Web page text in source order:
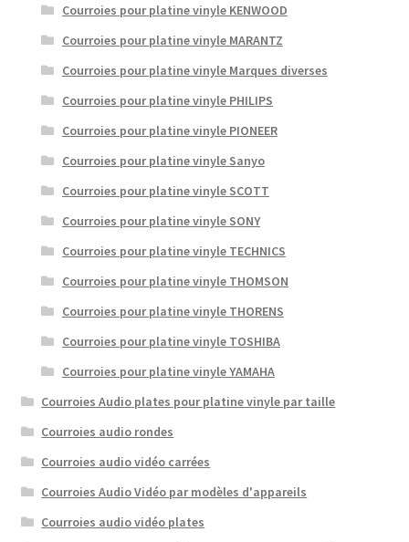
Courroies pour platine vinyle KENWOOD
Courroies pour platine vinyle MARANTZ
Courroies pour platine vinyle Marques diverses
Courroies pour platine vinyle PHILIPS
Courroies pour platine vinyle PIONEER
Courroies pour platine vinyle Sanyo
Courroies pour platine vinyle SCOTT
Courroies pour platine vinyle SONY
Courroies pour platine vinyle TECHNICS
Courroies pour platine vinyle THOMSON
Courroies pour platine vinyle THORENS
Courroies pour platine vinyle TOSHIBA
Courroies pour platine vinyle YAMAHA
Courroies Audio plates pour platine vinyle par taille
Courroies audio rondes
Courroies audio vidéo carrées
Courroies Audio Vidéo par modèles d'appareils
Courroies audio vidéo plates